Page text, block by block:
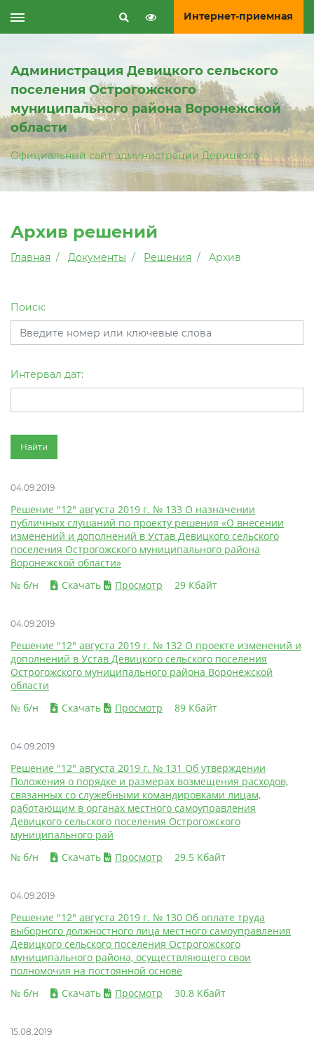
Интернет-приемная
Администрация Девицкого сельского
поселения Острогожского
муниципального района Воронежской
области
Официальный сайт администрации Девицкого
Архив решений
Главная Документы Решения Архив
Поиск:
Интервал дат:
Найти
04.09.2019
Решение "12" августа 2019 г. № 133 О назначении
публичных слушаний по проекту решения «О внесении
изменений и дополнений в Устав Девицкого сельского
поселения Острогожского муниципального района
Воронежской области»
№ б/н
Скачать Просмотр 29 Кбайт
04.09.2019
Решение "12" августа 2019 г. № 132 О проекте изменений и
дополнений в Устав Девицкого сельского поселения
Острогожского муниципального района Воронежской
области
№ б/н
Скачать Просмотр 89 Кбайт
04.09.2019
Решение "12" августа 2019 г. № 131 Об утверждении
Положения о порядке и размерах возмещения расходов,
связанных со служебными командировками лицам,
работающим в органах местного самоуправления
Девицкого сельского поселения Острогожского
муниципального рай
№ б/н
Скачать Просмотр 29.5 Кбайт
04.09.2019
Решение "12" августа 2019 г. № 130 Об оплате труда
выборного должностного лица местного самоуправления
Девицкого сельского поселения Острогожского
муниципального района, осуществляющего свои
полномочия на постоянной основе
№ б/н
Скачать Просмотр 30.8 Кбайт
15.08.2019